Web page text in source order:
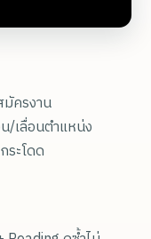
ครงาน
/เลื่อนตำแหน่ง
ะโดด